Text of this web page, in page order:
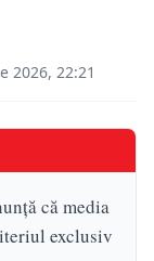
2026, 22:21
că media
exclusiv